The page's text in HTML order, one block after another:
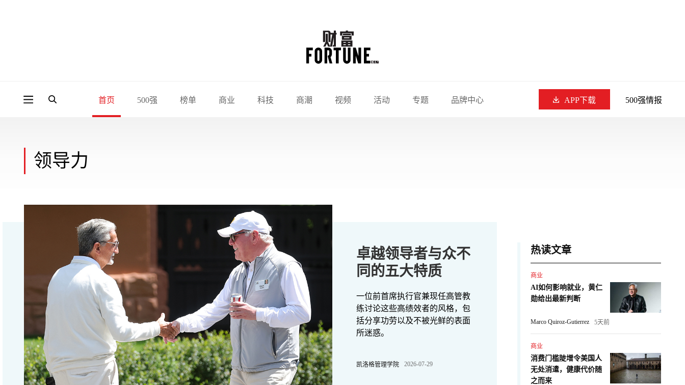
首页 500强 榜单 商业 科技 商潮 视频 活动 专题 品牌中心 APP下载 500强情报
领导力
卓越领导者与众不
同的五大特质
一位前首席执行官兼现任高管教
练讨论这些高绩效者的风格，包
括分享功劳以及不被光鲜的表面
所迷惑。
凯洛格管理学院 2026-07-29
热读文章
商业
AI如何影响就业，黄仁
勋给出最新判断
Marco Quiroz-Gutierrez 5天前
商业
消费门槛陡增令美国人
无处消遣，健康代价随
之而来